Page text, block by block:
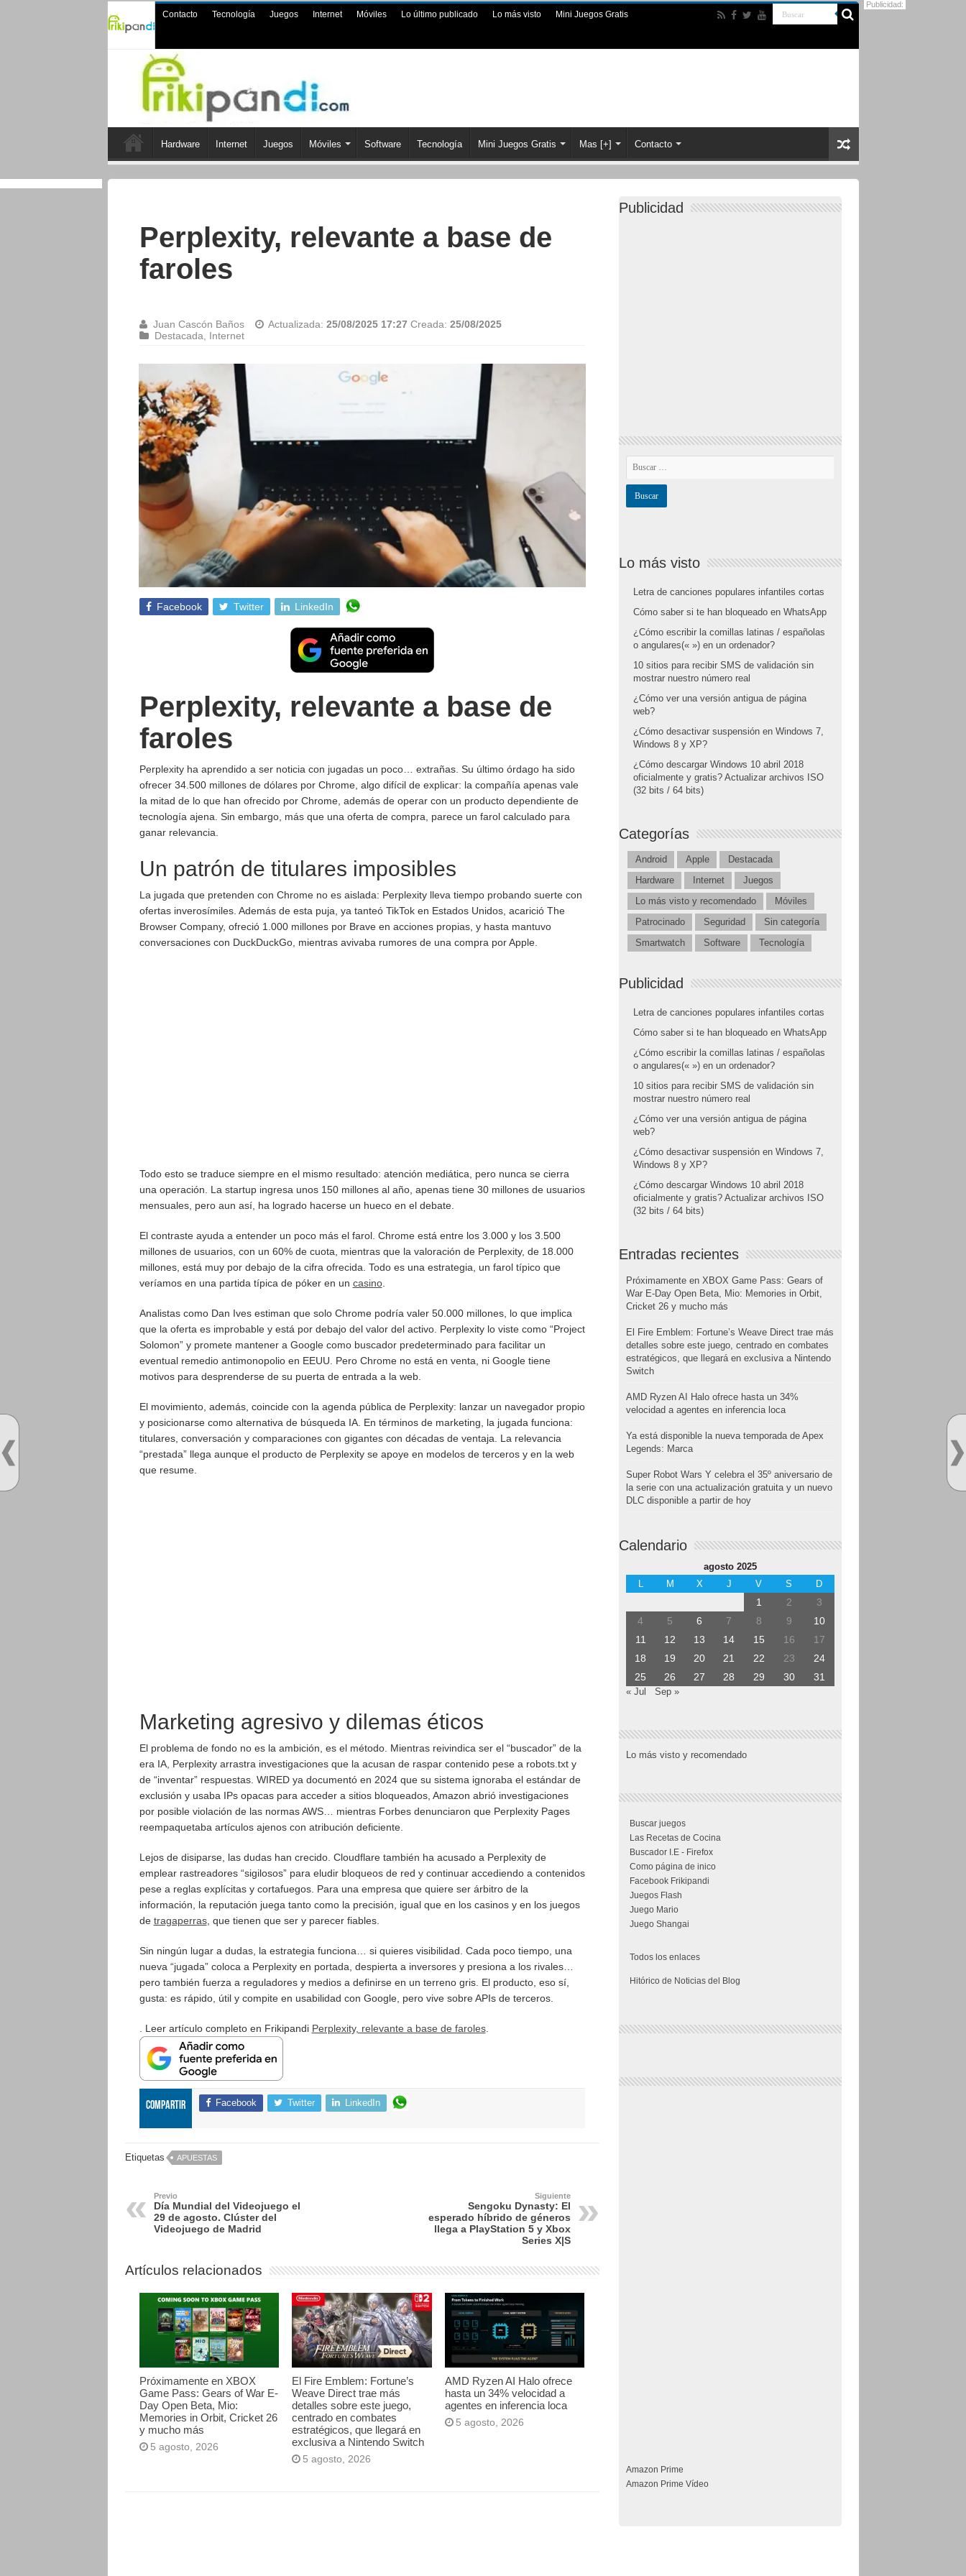
Contacto Tecnología Juegos Internet Móviles Lo último publicado Lo más visto Mini Juegos Gratis
Hardware Internet Juegos Móviles Software Tecnología Mini Juegos Gratis Mas [+] Contacto
Perplexity, relevante a base de
faroles
Juan Cascón Baños Actualizada: 25/08/2025 17:27 Creada: 25/08/2025
Destacada
Internet
Facebook Twitter LinkedIn
Perplexity, relevante a base de
faroles
Perplexity ha aprendido a ser noticia con jugadas un poco… extrañas. Su último órdago ha sido
ofrecer 34.500 millones de dólares por Chrome, algo difícil de explicar: la compañía apenas vale
la mitad de lo que han ofrecido por Chrome, además de operar con un producto dependiente de
tecnología ajena. Sin embargo, más que una oferta de compra, parece un farol calculado para
ganar relevancia.
Un patrón de titulares imposibles
La jugada que pretenden con Chrome no es aislada: Perplexity lleva tiempo probando suerte con
ofertas inverosímiles. Además de esta puja, ya tanteó TikTok en Estados Unidos, acarició The
Browser Company, ofreció 1.000 millones por Brave en acciones propias, y hasta mantuvo
conversaciones con DuckDuckGo, mientras avivaba rumores de una compra por Apple.
Todo esto se traduce siempre en el mismo resultado: atención mediática, pero nunca se cierra
una operación. La startup ingresa unos 150 millones al año, apenas tiene 30 millones de usuarios
mensuales, pero aun así, ha logrado hacerse un hueco en el debate.
El contraste ayuda a entender un poco más el farol. Chrome está entre los 3.000 y los 3.500
millones de usuarios, con un 60% de cuota, mientras que la valoración de Perplexity, de 18.000
millones, está muy por debajo de la cifra ofrecida. Todo es una estrategia, un farol típico que
veríamos en una partida típica de póker en un casino.
Analistas como Dan Ives estiman que solo Chrome podría valer 50.000 millones, lo que implica
que la oferta es improbable y está por debajo del valor del activo. Perplexity lo viste como “Project
Solomon” y promete mantener a Google como buscador predeterminado para facilitar un
eventual remedio antimonopolio en EEUU. Pero Chrome no está en venta, ni Google tiene
motivos para desprenderse de su puerta de entrada a la web.
El movimiento, además, coincide con la agenda pública de Perplexity: lanzar un navegador propio
y posicionarse como alternativa de búsqueda IA. En términos de marketing, la jugada funciona:
titulares, conversación y comparaciones con gigantes con décadas de ventaja. La relevancia
“prestada” llega aunque el producto de Perplexity se apoye en modelos de terceros y en la web
que resume.
Marketing agresivo y dilemas éticos
El problema de fondo no es la ambición, es el método. Mientras reivindica ser el “buscador” de la
era IA, Perplexity arrastra investigaciones que la acusan de raspar contenido pese a robots.txt y
de “inventar” respuestas. WIRED ya documentó en 2024 que su sistema ignoraba el estándar de
exclusión y usaba IPs opacas para acceder a sitios bloqueados, Amazon abrió investigaciones
por posible violación de las normas AWS… mientras Forbes denunciaron que Perplexity Pages
reempaquetaba artículos ajenos con atribución deficiente.
Lejos de disiparse, las dudas han crecido. Cloudflare también ha acusado a Perplexity de
emplear rastreadores “sigilosos” para eludir bloqueos de red y continuar accediendo a contenidos
pese a reglas explícitas y cortafuegos. Para una empresa que quiere ser árbitro de la
información, la reputación juega tanto como la precisión, igual que en los casinos y en los juegos
de tragaperras, que tienen que ser y parecer fiables.
Sin ningún lugar a dudas, la estrategia funciona… si quieres visibilidad. Cada poco tiempo, una
nueva “jugada” coloca a Perplexity en portada, despierta a inversores y presiona a los rivales…
pero también fuerza a reguladores y medios a definirse en un terreno gris. El producto, eso sí,
gusta: es rápido, útil y compite en usabilidad con Google, pero vive sobre APIs de terceros.
. Leer artículo completo en Frikipandi Perplexity, relevante a base de faroles.
Compartir Facebook Twitter LinkedIn
Etiquetas APUESTAS
Previo
Día Mundial del Videojuego el
29 de agosto. Clúster del
Videojuego de Madrid
Siguiente
Sengoku Dynasty: El
esperado híbrido de géneros
llega a PlayStation 5 y Xbox
Series X|S
Artículos relacionados
Próximamente en XBOX
Game Pass: Gears of War E-
Day Open Beta, Mio:
Memories in Orbit, Cricket 26
y mucho más
5 agosto, 2026
El Fire Emblem: Fortune’s
Weave Direct trae más
detalles sobre este juego,
centrado en combates
estratégicos, que llegará en
exclusiva a Nintendo Switch
5 agosto, 2026
AMD Ryzen AI Halo ofrece
hasta un 34% velocidad a
agentes en inferencia loca
5 agosto, 2026
Publicidad
Lo más visto
Letra de canciones populares infantiles cortas
Cómo saber si te han bloqueado en WhatsApp
¿Cómo escribir la comillas latinas / españolas
o angulares(« ») en un ordenador?
10 sitios para recibir SMS de validación sin
mostrar nuestro número real
¿Cómo ver una versión antigua de página
web?
¿Cómo desactivar suspensión en Windows 7,
Windows 8 y XP?
¿Cómo descargar Windows 10 abril 2018
oficialmente y gratis? Actualizar archivos ISO
(32 bits / 64 bits)
Categorías
Android Apple
Destacada
Hardware
Internet
Juegos
Lo más visto y recomendado
Móviles
Patrocinado
Seguridad
Sin categoría
Smartwatch
Software Tecnología
Publicidad
Letra de canciones populares infantiles cortas
Cómo saber si te han bloqueado en WhatsApp
¿Cómo escribir la comillas latinas / españolas
o angulares(« ») en un ordenador?
10 sitios para recibir SMS de validación sin
mostrar nuestro número real
¿Cómo ver una versión antigua de página
web?
¿Cómo desactivar suspensión en Windows 7,
Windows 8 y XP?
¿Cómo descargar Windows 10 abril 2018
oficialmente y gratis? Actualizar archivos ISO
(32 bits / 64 bits)
Entradas recientes
Próximamente en XBOX Game Pass: Gears of
War E-Day Open Beta, Mio: Memories in Orbit,
Cricket 26 y mucho más
El Fire Emblem: Fortune’s Weave Direct trae más
detalles sobre este juego, centrado en combates
estratégicos, que llegará en exclusiva a Nintendo
Switch
AMD Ryzen AI Halo ofrece hasta un 34%
velocidad a agentes en inferencia loca
Ya está disponible la nueva temporada de Apex
Legends: Marca
Super Robot Wars Y celebra el 35º aniversario de
la serie con una actualización gratuita y un nuevo
DLC disponible a partir de hoy
Calendario
agosto 2025
L
M X J V S D
1 2
3
4
5 6 7 8 9
10
11
12 13 14 15 16
17
18
19 20 21 22 23
24
25
26 27 28 29 30 31
« Jul Sep »
Lo más visto y recomendado
Buscar juegos
Las Recetas de Cocina
Buscador I.E - Firefox
Como página de inico
Facebook Frikipandi
Juegos Flash
Juego Mario
Juego Shangai
Todos los enlaces
Hitórico de Noticias del Blog
Publicidad:
Amazon Prime
Amazon Prime Vídeo